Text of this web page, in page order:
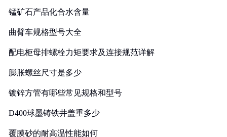
锰矿石产品化合水含量
曲臂车规格型号大全
配电柜母排螺栓力矩要求及连接规范详解
膨胀螺丝尺寸是多少
镀锌方管有哪些常见规格和型号
D400球墨铸铁井盖重多少
覆膜砂的耐高温性能如何